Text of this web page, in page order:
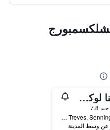
ماندارينا لوكسمبرج أيربورت هوتل
جيد 7.8
22 Route De Treves, Senningerberg, مقاطعة لوكسمبورغ, لوكسمبورج